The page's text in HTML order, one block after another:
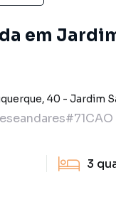
em
, 40 - Jardim
3